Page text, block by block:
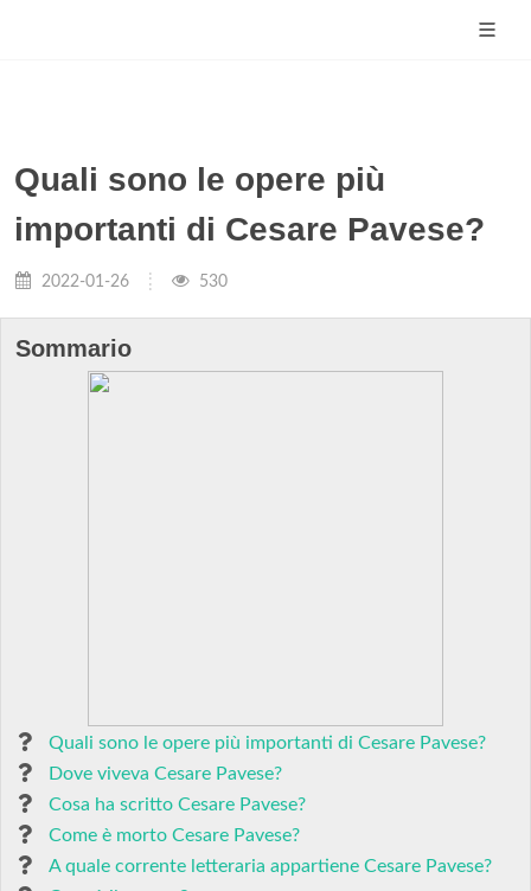
Quali sono le opere più
importanti di Cesare Pavese?
2022-01-26 530
Sommario
Quali sono le opere più importanti di Cesare Pavese?
Dove viveva Cesare Pavese?
Cosa ha scritto Cesare Pavese?
Come è morto Cesare Pavese?
A quale corrente letteraria appartiene Cesare Pavese?